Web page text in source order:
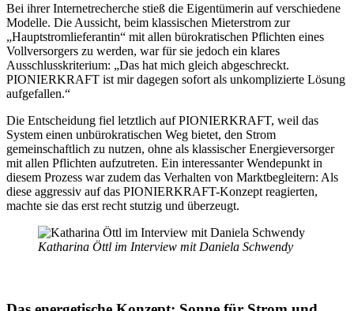
Bei ihrer Internetrecherche stieß die Eigentümerin auf verschiedene
Modelle. Die Aussicht, beim klassischen Mieterstrom zur
„Hauptstromlieferantin“ mit allen bürokratischen Pflichten eines
Vollversorgers zu werden, war für sie jedoch ein klares
Ausschlusskriterium: „Das hat mich gleich abgeschreckt.
PIONIERKRAFT ist mir dagegen sofort als unkomplizierte Lösung
aufgefallen.“
Die Entscheidung fiel letztlich auf PIONIERKRAFT, weil das
System einen unbürokratischen Weg bietet, den Strom
gemeinschaftlich zu nutzen, ohne als klassischer Energieversorger
mit allen Pflichten aufzutreten. Ein interessanter Wendepunkt in
diesem Prozess war zudem das Verhalten von Marktbegleitern: Als
diese aggressiv auf das PIONIERKRAFT-Konzept reagierten,
machte sie das erst recht stutzig und überzeugt.
Katharina Öttl im Interview mit Daniela Schwendy